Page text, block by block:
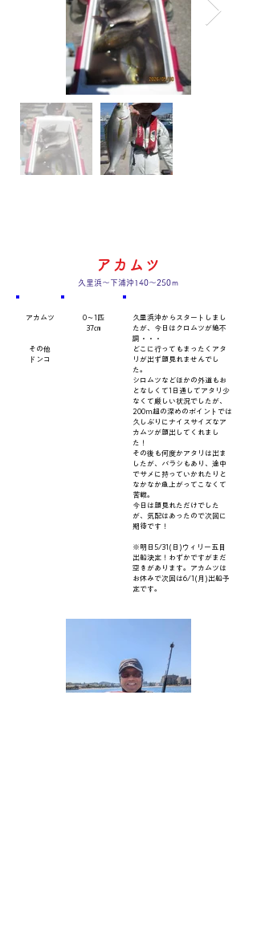
アカムツ
久里浜～下浦沖140～250ｍ
アカムツ
その他
ドンコ
0～1匹
37㎝
久里浜沖からスタートしまし
たが、今日はクロムツが絶不
調・・・
どこに行ってもまったくアタ
リが出ず顔見れませんでし
た。
シロムツなどほかの外道もお
となしくて1日通してアタリ少
なくて厳しい状況でしたが、
200m超の深めのポイントでは
久しぶりにナイスサイズなア
カムツが顔出してくれまし
た！
その後も何度かアタリは出ま
したが、バラシもあり、途中
でサメに持っていかれたりと
なかなか魚上がってこなくて
苦戦。
今日は顔見れただけでした
が、気配はあったので次回に
期待です！
※明日5/31(日)ウィリー五目
出船決定！わずかですがまだ
空きがあります。アカムツは
お休みで次回は6/1(月)出船予
定です。